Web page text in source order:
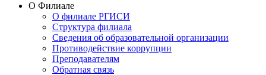
О Филиале
О филиале РГИСИ
Структура филиала
Сведения об образовательной организации
Противодействие коррупции
Преподавателям
Обратная связь